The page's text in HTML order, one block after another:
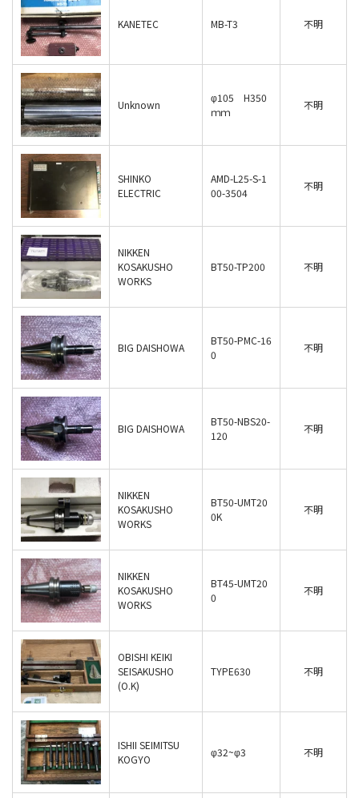
KANETEC MB-T3 不明
Unknown
φ105 H350
ｍｍ
不明
SHINKO
ELECTRIC
AMD-L25-S-1
00-3504
不明
NIKKEN
KOSAKUSHO
WORKS
BT50-TP200 不明
BIG DAISHOWA
BT50-PMC-16
0
不明
BIG DAISHOWA
BT50-NBS20-
120
不明
NIKKEN
KOSAKUSHO
WORKS
BT50-UMT20
0K
不明
NIKKEN
KOSAKUSHO
WORKS
BT45-UMT20
0
不明
OBISHI KEIKI
SEISAKUSHO
(O.K)
TYPE630 不明
ISHII SEIMITSU
KOGYO
φ32~φ3 不明